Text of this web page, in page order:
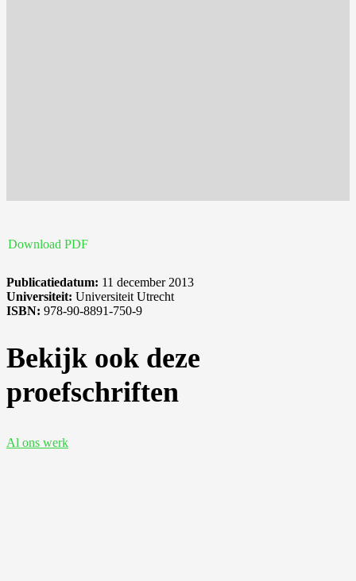
Download PDF
Publicatiedatum: 11 december 2013
Universiteit: Universiteit Utrecht
ISBN: 978-90-8891-750-9
Bekijk ook deze
proefschriften
Al ons werk